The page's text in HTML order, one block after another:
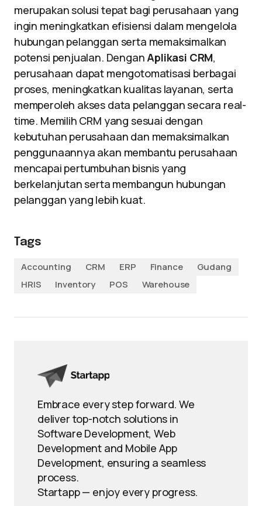
merupakan solusi tepat bagi perusahaan yang
ingin meningkatkan efisiensi dalam mengelola
hubungan pelanggan serta memaksimalkan
potensi penjualan. DenganAplikasi CRM,
perusahaan dapat mengotomatisasi berbagai
proses, meningkatkan kualitas layanan, serta
memperoleh akses data pelanggan secara real-
time. Memilih CRM yang sesuai dengan
kebutuhan perusahaan dan memaksimalkan
penggunaannya akan membantu perusahaan
mencapai pertumbuhan bisnis yang
berkelanjutan serta membangun hubungan
pelanggan yang lebih kuat.
Tags
Accounting
CRM ERP Finance
Gudang
HRIS
Inventory POS Warehouse
Embrace every step forward. We
deliver top-notch solutions in
Software Development, Web
Development and Mobile App
Development, ensuring a seamless
process.
Startapp — enjoy every progress.